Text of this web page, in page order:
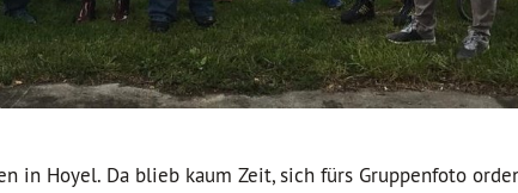
in Hoyel. Da blieb kaum Zeit, sich fürs Gruppenfoto